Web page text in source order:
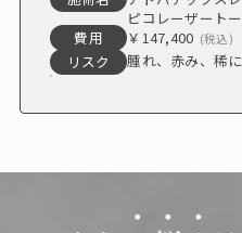
ピコレーザート
費用
￥147,400 (税込)
リスク 腫れ、赤み、稀